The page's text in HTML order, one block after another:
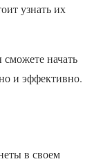
узнать их
начать
и эффективно.
в своем